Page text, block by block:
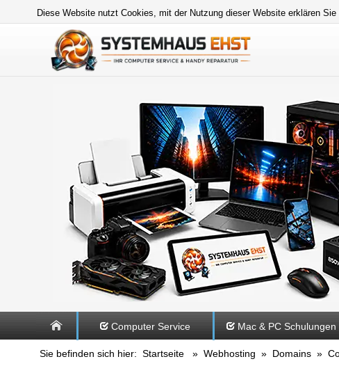
Diese Website nutzt Cookies, mit der Nutzung dieser Website erklären
Computer Service Mac & PC Schulungen
Sie befinden sich hier: Startseite » Webhosting » Domains »